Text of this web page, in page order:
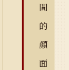
間
的
顏
面